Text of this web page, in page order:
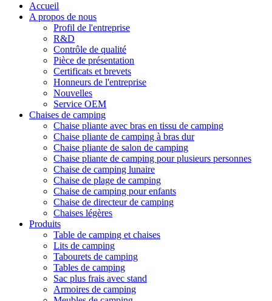
Accueil
A propos de nous
Profil de l'entreprise
R&D
Contrôle de qualité
Pièce de présentation
Certificats et brevets
Honneurs de l'entreprise
Nouvelles
Service OEM
Chaises de camping
Chaise pliante avec bras en tissu de camping
Chaise pliante de camping à bras dur
Chaise pliante de salon de camping
Chaise pliante de camping pour plusieurs personnes
Chaise de camping lunaire
Chaise de plage de camping
Chaise de camping pour enfants
Chaise de directeur de camping
Chaises légères
Produits
Table de camping et chaises
Lits de camping
Tabourets de camping
Tables de camping
Sac plus frais avec stand
Armoires de camping